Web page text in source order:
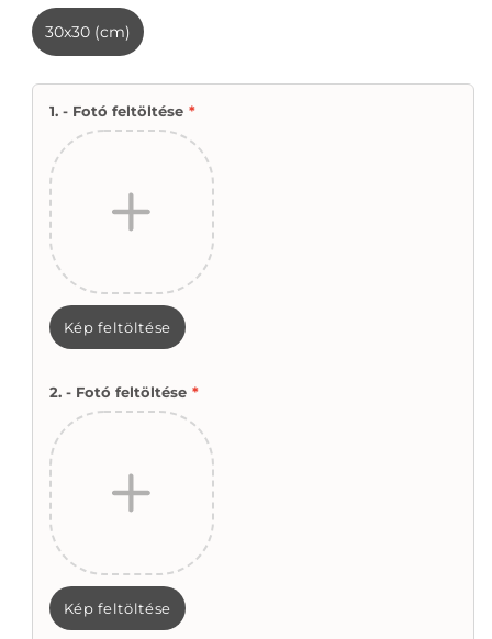
30x30 (cm)
1. - Fotó feltöltése *
Kép feltöltése
2. - Fotó feltöltése *
Kép feltöltése